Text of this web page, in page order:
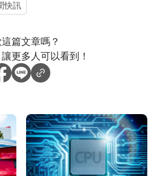
快訊
篇文章嗎？
更多人可以看到！